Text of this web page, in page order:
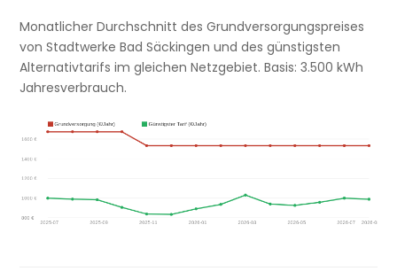
Monatlicher Durchschnitt des Grundversorgungspreises
von Stadtwerke Bad Säckingen und des günstigsten
Alternativtarifs im gleichen Netzgebiet. Basis: 3.500 kWh
Jahresverbrauch.